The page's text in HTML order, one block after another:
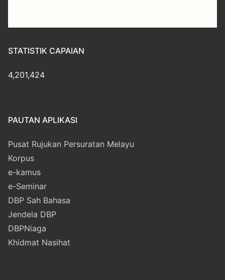
STATISTIK CAPAIAN
4,201,424
PAUTAN APLIKASI
Pusat Rujukan Persuratan Melayu
Korpus
e-kamus
e-Seminar
DBP Sah Bahasa
Jendela DBP
DBPNiaga
Khidmat Nasihat